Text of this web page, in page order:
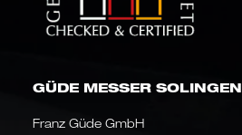
GÜDE MESSER SOLINGEN
Franz Güde GmbH